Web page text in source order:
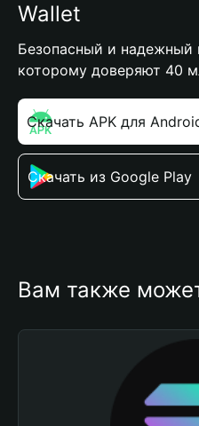
Wallet
Безопасный и надежный
которому доверяют 40
Скачать APK для
Скачать из Google Play
Вам также